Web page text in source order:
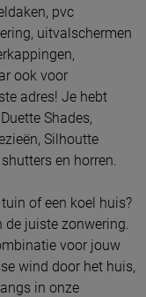
pvc
uitvalschermen
ook voor
adres! Je hebt
Shades,
Silhoutte
en horren.
of een koel huis?
juiste zonwering.
voor jouw
wind door het huis,
in onze